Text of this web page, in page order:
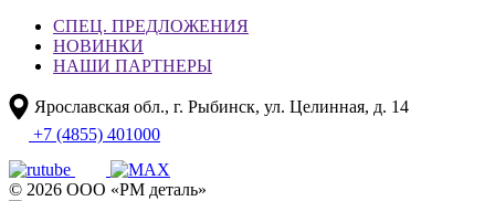
СПЕЦ. ПРЕДЛОЖЕНИЯ
НОВИНКИ
НАШИ ПАРТНЕРЫ
Ярославская обл., г. Рыбинск, ул. Целинная, д. 14
+7 (4855) 401000
© 2026 ООО «РМ деталь»